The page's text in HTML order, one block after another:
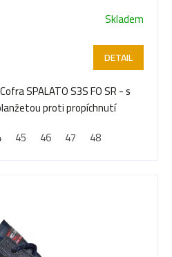
Skladem
DETAIL
SPALATO S3S FO SR - s
proti propíchnutí
45 46 47 48